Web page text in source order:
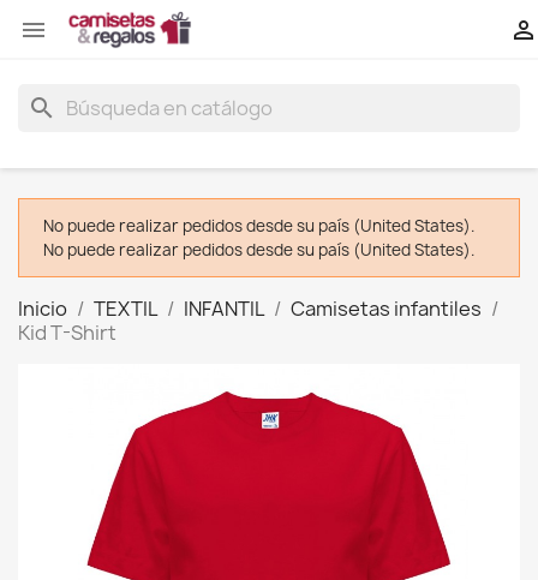
 
search
No puede realizar pedidos desde su país (United States).
No puede realizar pedidos desde su país (United States).
Inicio TEXTIL INFANTIL
Camisetas infantiles
Kid T-Shirt